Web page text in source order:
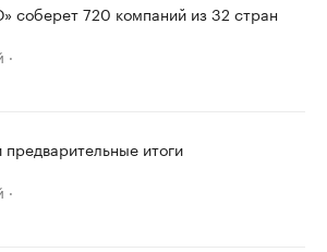
соберет 720 компаний из 32 стран
итоги